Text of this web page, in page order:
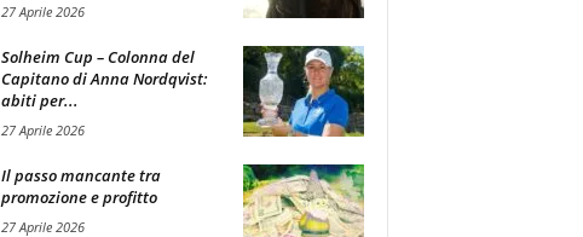
27 Aprile 2026
Solheim Cup – Colonna del
Capitano di Anna Nordqvist:
abiti per...
27 Aprile 2026
Il passo mancante tra
promozione e profitto
27 Aprile 2026